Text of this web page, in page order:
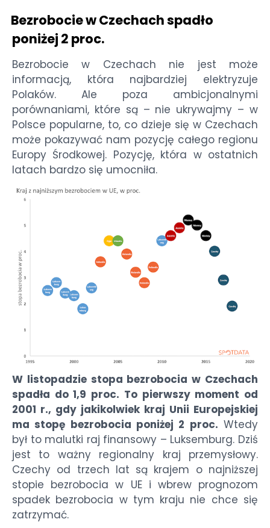
Bezrobocie w Czechach spadło
poniżej 2 proc.
Bezrobocie w Czechach nie jest może
informacją, która najbardziej elektryzuje
Polaków. Ale poza ambicjonalnymi
porównaniami, które są – nie ukrywajmy – w
Polsce popularne, to, co dzieje się w Czechach
może pokazywać nam pozycję całego regionu
Europy Środkowej. Pozycję, która w ostatnich
latach bardzo się umocniła.
W listopadzie stopa bezrobocia w Czechach
spadła do 1,9 proc. To pierwszy moment od
2001 r., gdy jakikolwiek kraj Unii Europejskiej
ma stopę bezrobocia poniżej 2 proc. Wtedy
był to malutki raj finansowy – Luksemburg. Dziś
jest to ważny regionalny kraj przemysłowy.
Czechy od trzech lat są krajem o najniższej
stopie bezrobocia w UE i wbrew prognozom
spadek bezrobocia w tym kraju nie chce się
zatrzymać.